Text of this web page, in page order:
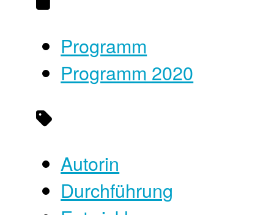
Programm
Programm 2020
Autorin
Durchführung